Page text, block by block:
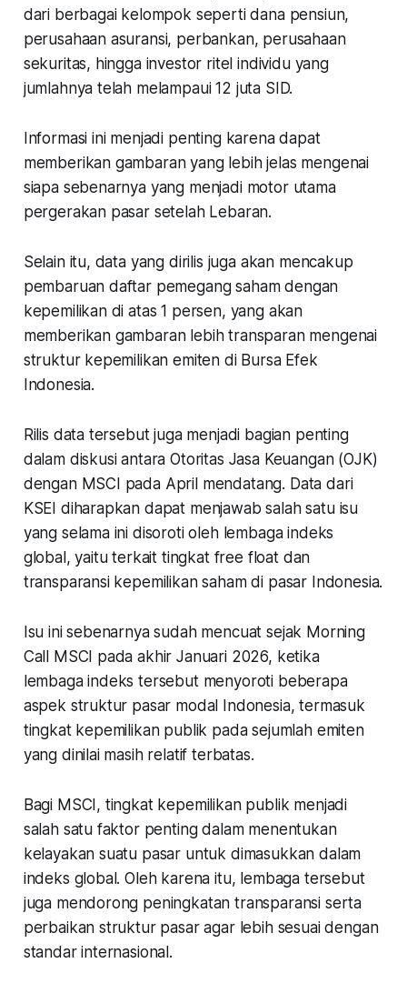
dari berbagai kelompok seperti dana pensiun,
perusahaan asuransi, perbankan, perusahaan
sekuritas, hingga investor ritel individu yang
jumlahnya telah melampaui 12 juta SID.
Informasi ini menjadi penting karena dapat
memberikan gambaran yang lebih jelas mengenai
siapa sebenarnya yang menjadi motor utama
pergerakan pasar setelah Lebaran.
Selain itu, data yang dirilis juga akan mencakup
pembaruan daftar pemegang saham dengan
kepemilikan di atas 1 persen, yang akan
memberikan gambaran lebih transparan mengenai
struktur kepemilikan emiten di Bursa Efek
Indonesia.
Rilis data tersebut juga menjadi bagian penting
dalam diskusi antara Otoritas Jasa Keuangan (OJK)
dengan MSCI pada April mendatang. Data dari
KSEI diharapkan dapat menjawab salah satu isu
yang selama ini disoroti oleh lembaga indeks
global, yaitu terkait tingkat free float dan
transparansi kepemilikan saham di pasar Indonesia.
Isu ini sebenarnya sudah mencuat sejak Morning
Call MSCI pada akhir Januari 2026, ketika
lembaga indeks tersebut menyoroti beberapa
aspek struktur pasar modal Indonesia, termasuk
tingkat kepemilikan publik pada sejumlah emiten
yang dinilai masih relatif terbatas.
Bagi MSCI, tingkat kepemilikan publik menjadi
salah satu faktor penting dalam menentukan
kelayakan suatu pasar untuk dimasukkan dalam
indeks global. Oleh karena itu, lembaga tersebut
juga mendorong peningkatan transparansi serta
perbaikan struktur pasar agar lebih sesuai dengan
standar internasional.